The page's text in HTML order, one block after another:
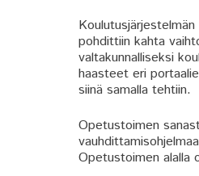
pohdittiin kahta
valtakunnalliseksi
haasteet eri
siinä samalla tehtiin.
Opetustoimen
Opetustoimen alalla